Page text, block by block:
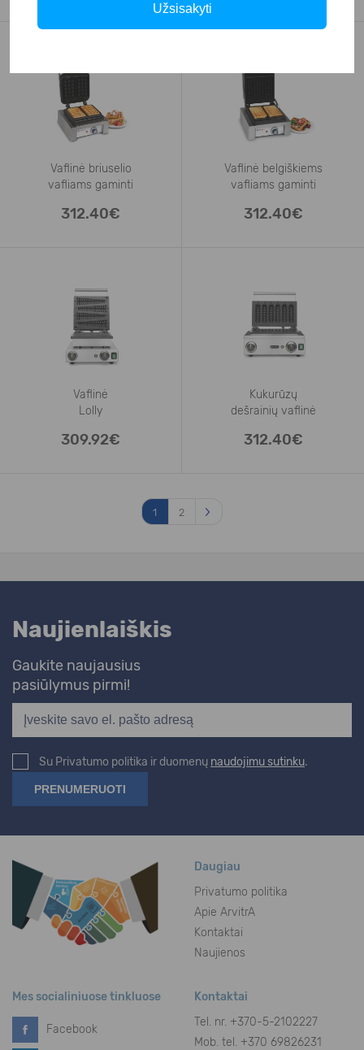
Vaflinė briuselio
vafliams gaminti
312.40€
Vaflinė belgiškiems
vafliams gaminti
312.40€
Vaflinė
Lolly
309.92€
Kukurūzų
dešrainių vaflinė
312.40€
1 2
Naujienlaiškis
Gaukite naujausius
pasiūlymus pirmi!
Su Privatumo politika ir duomenų naudojimu sutinku.
Daugiau
Privatumo politika
Apie ArvitrA
Kontaktai
Naujienos
Mes socialiniuose tinkluose
Facebook
Kontaktai
Tel. nr. +370-5-2102227
Mob. tel. +370 69826231
Užsisakyti